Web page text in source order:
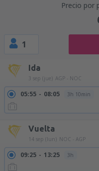
Precio por
1
Ida
3 sep (jue) AGP - NOC
05:55 08:05 3h 10min
Vuelta
14 sep (lun) NOC - AGP
09:25 13:25 3h